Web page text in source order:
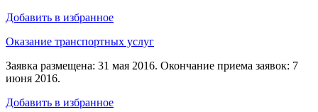
Добавить в избранное
Оказание транспортных услуг
Заявка размещена: 31 мая 2016. Окончание приема заявок: 7
июня 2016.
Добавить в избранное